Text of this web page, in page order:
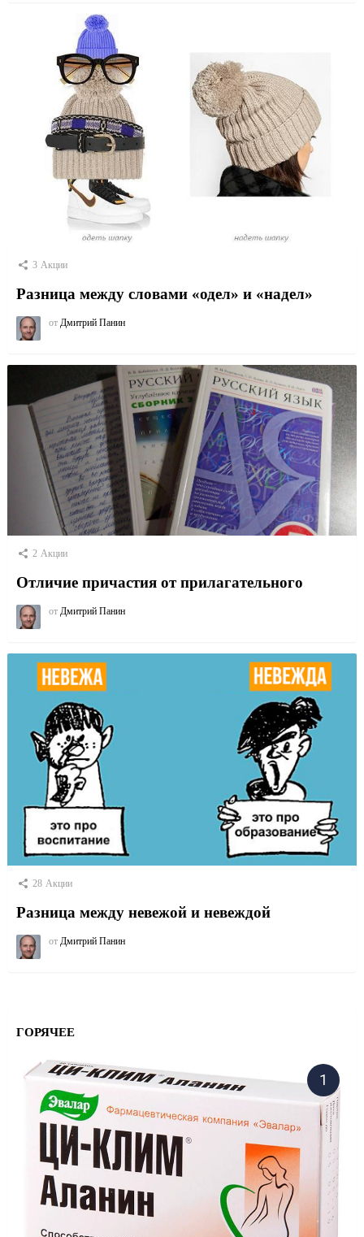
3 Акции
Разница между словами «одел» и «надел»
от Дмитрий Панин
2 Акции
Отличие причастия от прилагательного
от Дмитрий Панин
28 Акции
Разница между невежой и невеждой
от Дмитрий Панин
ГОРЯЧЕЕ